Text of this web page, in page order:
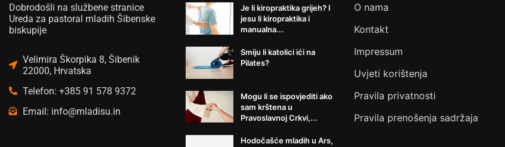
Dobrodošli na službene stranice
Ureda za pastoral mladih Šibenske
biskupije
Velimira Škorpika 8, Šibenik
22000, Hrvatska
Telefon: +385 91 578 9372
Email: info@mladisu.in
Je li kiropraktika grijeh? I
jesu li kiropraktika i
manualna...
Smiju li katolici ići na
Pilates?
Mogu li se ispovjediti ako
sam krštena u
Pravoslavnoj Crkvi,...
Hodočašće mladih u Ars,
O nama
Kontakt
Impressum
Uvjeti korištenja
Pravila privatnosti
Pravila prenošenja sadržaja